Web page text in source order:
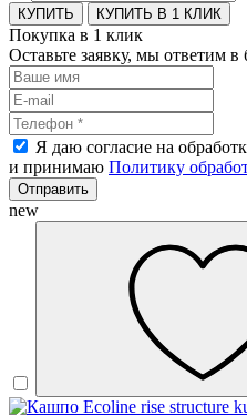
КУПИТЬ В 1 КЛИК
Покупка в 1 клик
Оставьте заявку, мы ответим
Я даю согласие на
и принимаю Политику
Отправить
new